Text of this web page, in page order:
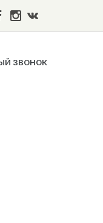
ЗВОНОК